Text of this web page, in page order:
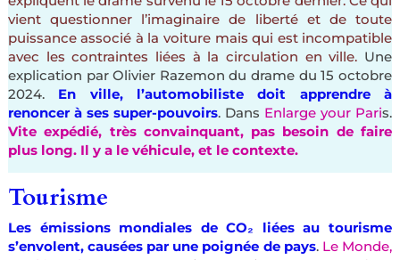
vient questionner l’imaginaire de liberté et de toute
puissance associé à la voiture mais qui est incompatible
avec les contraintes liées à la circulation en ville. Une
explication par Olivier Razemon du drame du 15 octobre
2024. En ville, l’automobiliste doit apprendre à
renoncer à ses super-pouvoirs. Dans Enlarge your Paris.
Vite expédié, très convainquant, pas besoin de faire
plus long. Il y a le véhicule, et le contexte.
Tourisme
Les émissions mondiales de CO₂ liées au tourisme
s’envolent, causées par une poignée de pays. Le Monde,